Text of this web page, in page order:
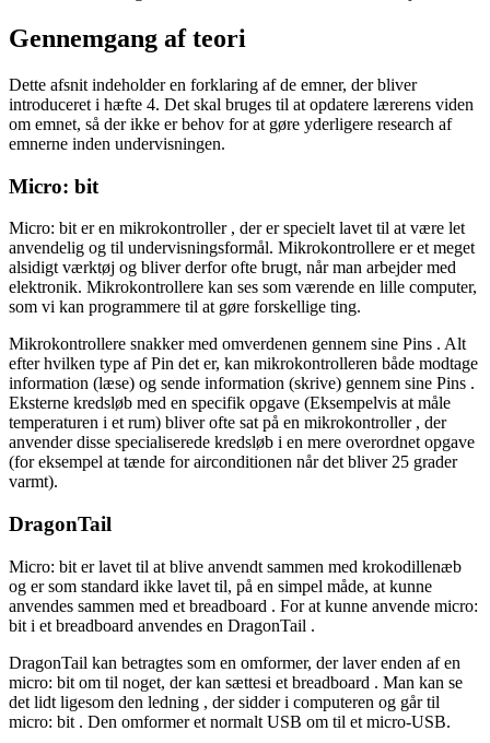
Gennemgang af teori
Dette afsnit indeholder en forklaring af de emner, der bliver
introduceret i hæfte 4. Det skal bruges til at opdatere lærerens viden
om emnet, så der ikke er behov for at gøre yderligere research af
emnerne inden undervisningen.
Micro: bit
Micro: biter en mikrokontroller , der er specielt lavet til at være let
anvendelig og til undervisningsformål. Mikrokontrollere er et meget
alsidigt værktøj og bliver derfor ofte brugt, når man arbejder med
elektronik. Mikrokontrollere kan ses som værende en lille computer,
som vi kan programmere til at gøre forskellige ting.
Mikrokontrollere snakker med omverdenen gennem sine Pins . Alt
efter hvilken type afPin det er, kan mikrokontrolleren både modtage
information (læse) og sende information (skrive) gennem sine Pins .
Eksterne kredsløb med en specifik opgave (Eksempelvis at måle
temperaturen i et rum) bliver ofte sat på en mikrokontroller , der
anvender disse specialiserede kredsløb i en mere overordnet opgave
(for eksempel at tænde for airconditionen når det bliver 25 grader
varmt).
DragonTail
Micro: bit er lavet til at blive anvendt sammen med krokodillenæb
og er som standard ikke lavet til, på en simpel måde, at kunne
anvendes sammen med et breadboard . For at kunne anvende micro:
bit i et breadboard anvendes en DragonTail .
DragonTail kan betragtes som en omformer, der laver enden af en
micro: bit om til noget, der kan sættesi et breadboard . Man kan se
det lidt ligesom den ledning , der sidder i computeren og går til
micro: bit . Den omformer et normalt USB om til et micro-USB.